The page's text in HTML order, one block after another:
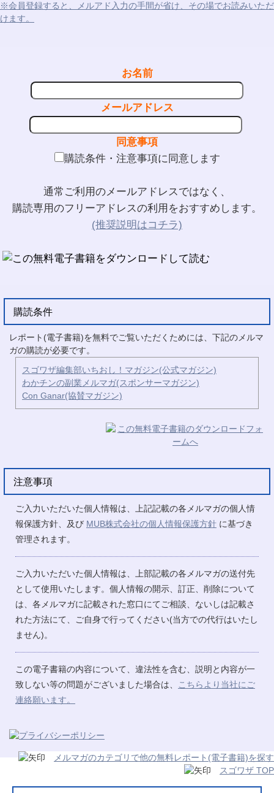
※会員登録すると、メルアド入力の手間が省け、その場でお読みいただ
けます。
お名前
メールアドレス
同意事項
購読条件・注意事項に同意します
通常ご利用のメールアドレスではなく、
購読専用のフリーアドレスの利用をおすすめします。
(推奨説明はコチラ)
購読条件
レポート(電子書籍)を無料でご覧いただくためには、下記のメルマ
ガの購読が必要です。
スゴワザ編集部いちおし！マガジン(公式マガジン)
わかチンの副業メルマガ(スポンサーマガジン)
Con Ganar(協賛マガジン)
注意事項
ご入力いただいた個人情報は、上記記載の各メルマガの個人情
報保護方針、及び MUB株式会社の個人情報保護方針 に基づき
管理されます。
ご入力いただいた個人情報は、上部記載の各メルマガの送付先
として使用いたします。個人情報の開示、訂正、削除について
は、各メルマガに記載された窓口にてご相談、ないしは記載さ
れた方法にて、ご自身で行ってください(当方での代行はいたし
ません)。
この電子書籍の内容について、違法性を含む、説明と内容が一
致しない等の問題がございました場合は、
こちらより当社にご
連絡願います。
メルマガのカテゴリで他の無料レポート(電子書籍)を探す
スゴワザ TOP